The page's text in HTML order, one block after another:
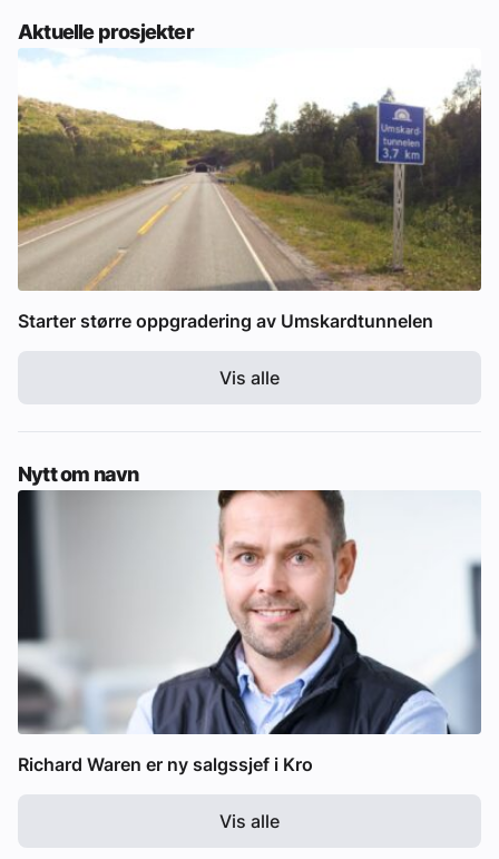
Aktuelle prosjekter
Starter større oppgradering av Umskardtunnelen
Vis alle
Nytt om navn
Richard Waren er ny salgssjef i Kro
Vis alle